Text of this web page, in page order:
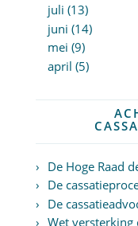
juli (13)
juni (14)
mei (9)
april (5)
De Hoge Raad
De
De
Wet versterking